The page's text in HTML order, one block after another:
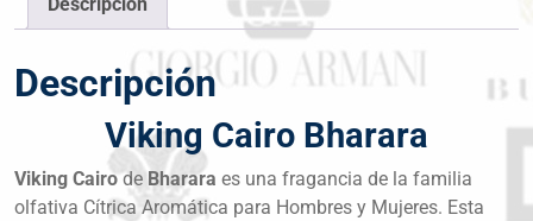
Descripción
Descripción
Viking Cairo Bharara
Viking Cairode Bharara es una fragancia de la familia
olfativa Cítrica Aromática para Hombres y Mujeres. Esta